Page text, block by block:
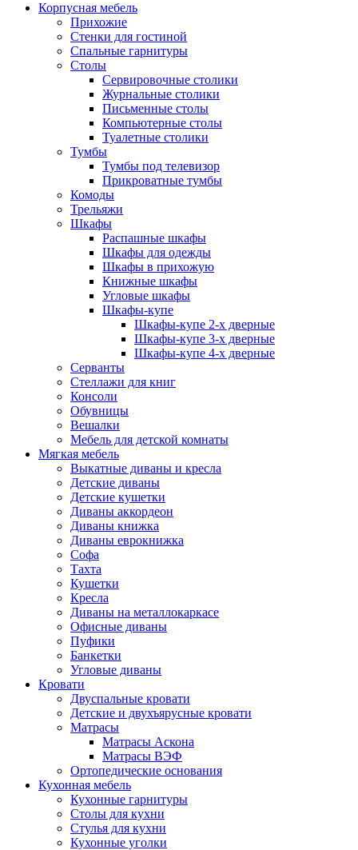
Корпусная мебель
Прихожие
Стенки для гостиной
Спальные гарнитуры
Столы
Сервировочные столики
Журнальные столики
Письменные столы
Компьютерные столы
Туалетные столики
Тумбы
Тумбы под телевизор
Прикроватные тумбы
Комоды
Трельяжи
Шкафы
Распашные шкафы
Шкафы для одежды
Шкафы в прихожую
Книжные шкафы
Угловые шкафы
Шкафы-купе
Шкафы-купе 2-x дверные
Шкафы-купе 3-х дверные
Шкафы-купе 4-х дверные
Серванты
Стеллажи для книг
Консоли
Обувницы
Вешалки
Мебель для детской комнаты
Мягкая мебель
Выкатные диваны и кресла
Детские диваны
Детские кушетки
Диваны аккордеон
Диваны книжка
Диваны еврокнижка
Софа
Тахта
Кушетки
Кресла
Диваны на металлокаркасе
Офисные диваны
Пуфики
Банкетки
Угловые диваны
Кровати
Двуспальные кровати
Детские и двухъярусные кровати
Матрасы
Матрасы Аскона
Матрасы ВЭФ
Ортопедические основания
Кухонная мебель
Кухонные гарнитуры
Столы для кухни
Стулья для кухни
Кухонные уголки